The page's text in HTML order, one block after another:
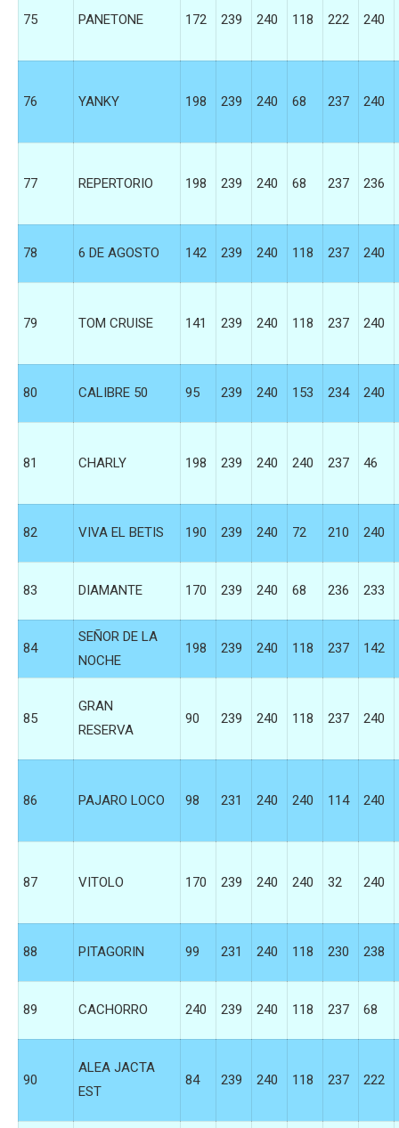
75 PANETONE 172 239 240 118 222 240
76 YANKY 198 239 240 68 237 240
77 REPERTORIO 198 239 240 68 237 236
78 6 DE AGOSTO 142 239 240 118 237 240
79 TOM CRUISE 141 239 240 118 237 240
80 CALIBRE 50 95 239 240 153 234 240
81 CHARLY 198 239 240 240 237 46
82 VIVA EL BETIS 190 239 240 72 210 240
83 DIAMANTE 170 239 240 68 236 233
84
SEÑOR DE LA
NOCHE
198 239 240 118 237 142
85
GRAN
RESERVA
90 239 240 118 237 240
86 PAJARO LOCO 98 231 240 240 114 240
87 VITOLO 170 239 240 240 32 240
88 PITAGORIN 99 231 240 118 230 238
89 CACHORRO 240 239 240 118 237 68
90
ALEA JACTA
EST
84 239 240 118 237 222